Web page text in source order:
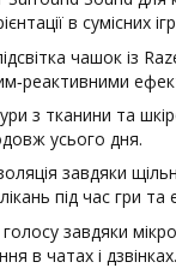
в сумісних
чашок із
з тканини та
усього дня.
завдяки
під час гри та
завдяки
в чатах і дзвінках.